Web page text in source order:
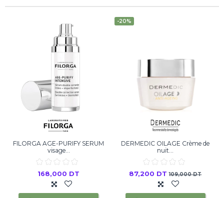
FILORGA AGE-PURIFY SERUM
visage...
168,000 DT
-20%
DERMEDIC OILAGE Crème de
nuit...
87,200 DT109,000 DT